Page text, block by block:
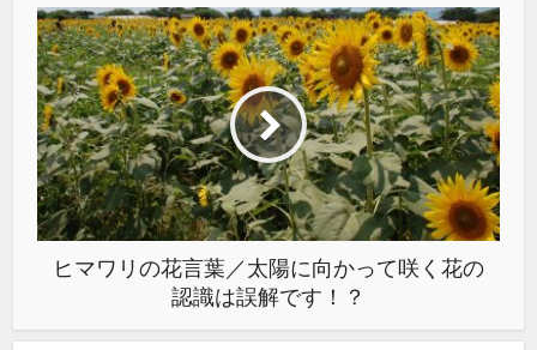
ヒマワリの花言葉／太陽に向かって咲く花の
認識は誤解です！？